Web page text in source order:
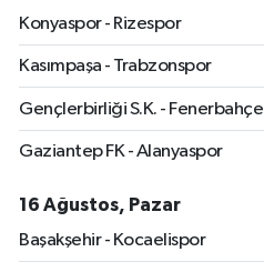
Konyaspor - Rizespor
Kasımpaşa - Trabzonspor
Gençlerbirliği S.K. - Fenerbahçe
Gaziantep FK - Alanyaspor
16 Ağustos, Pazar
Başakşehir - Kocaelispor